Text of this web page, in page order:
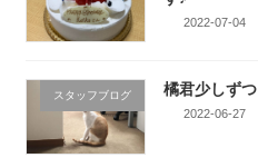
2022-07-04
スタッフブログ 橘君少しずつ
2022-06-27